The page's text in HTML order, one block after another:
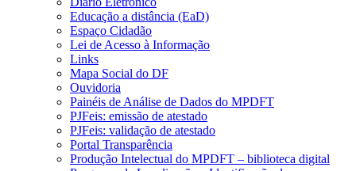
Educação a distância (EaD)
Espaço Cidadão
Lei de Acesso à Informação
Links
Mapa Social do DF
Ouvidoria
Painéis de Análise de Dados do MPDFT
PJFeis: emissão de atestado
PJFeis: validação de atestado
Portal Transparência
Produção Intelectual do MPDFT – biblioteca digital